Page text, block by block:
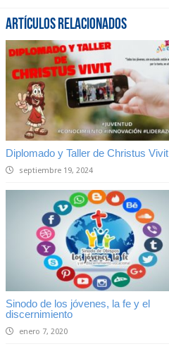
Artículos Relacionados
Diplomado y Taller de Christus Vivit
septiembre 19, 2024
Sinodo de los jóvenes, la fe y el
discernimiento
enero 7, 2020